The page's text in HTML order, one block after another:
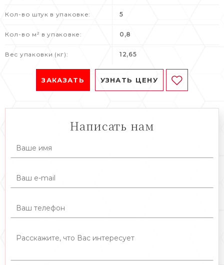
Кол-во штук в упаковке: 5
Кол-во м² в упаковке: 0,8
Вес упаковки (кг): 12,65
ЗАКАЗАТЬ УЗНАТЬ ЦЕНУ
Написать нам